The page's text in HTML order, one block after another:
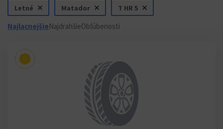
Letné Matador T HR 5
NajlacnejšieNajdrahšieObľúbenosti